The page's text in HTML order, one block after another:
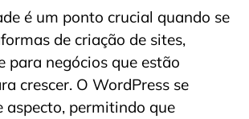
é um ponto crucial quando se
de criação de sites,
para negócios que estão
crescer. O WordPress se
aspecto, permitindo que